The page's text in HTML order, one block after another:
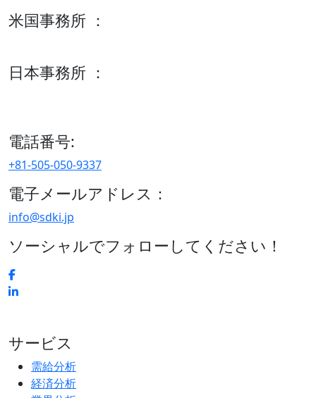
米国事務所 ：
日本事務所 ：
電話番号:
+81-505-050-9337
電子メールアドレス：
info@sdki.jp
ソーシャルでフォローしてください！
サービス
需給分析
経済分析